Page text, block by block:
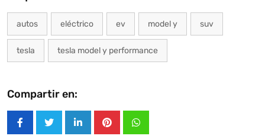
autos eléctrico ev model y suv
tesla tesla model y performance
Compartir en:
LinkedInPinterestWhatsapp